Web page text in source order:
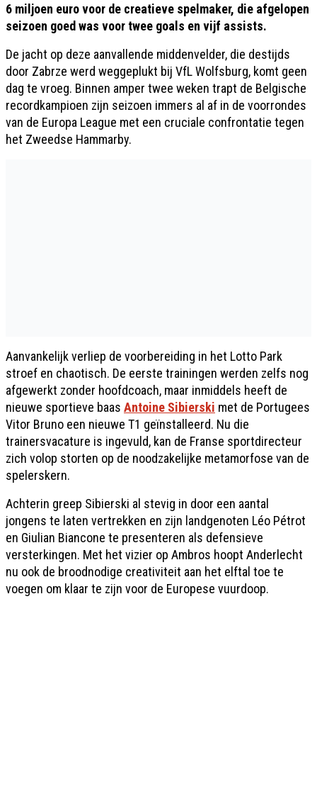
6 miljoen euro voor de creatieve spelmaker, die afgelopen
seizoen goed was voor twee goals en vijf assists.
De jacht op deze aanvallende middenvelder, die destijds
door Zabrze werd weggeplukt bij VfL Wolfsburg, komt geen
dag te vroeg. Binnen amper twee weken trapt de Belgische
recordkampioen zijn seizoen immers al af in de voorrondes
van de Europa League met een cruciale confrontatie tegen
het Zweedse Hammarby.
Aanvankelijk verliep de voorbereiding in het Lotto Park
stroef en chaotisch. De eerste trainingen werden zelfs nog
afgewerkt zonder hoofdcoach, maar inmiddels heeft de
nieuwe sportieve baas Antoine Sibierski met de Portugees
Vitor Bruno een nieuwe T1 geïnstalleerd. Nu die
trainersvacature is ingevuld, kan de Franse sportdirecteur
zich volop storten op de noodzakelijke metamorfose van de
spelerskern.
Achterin greep Sibierski al stevig in door een aantal
jongens te laten vertrekken en zijn landgenoten Léo Pétrot
en Giulian Biancone te presenteren als defensieve
versterkingen. Met het vizier op Ambros hoopt Anderlecht
nu ook de broodnodige creativiteit aan het elftal toe te
voegen om klaar te zijn voor de Europese vuurdoop.